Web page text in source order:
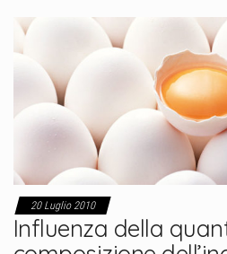
20 Luglio 2010
Influenza della